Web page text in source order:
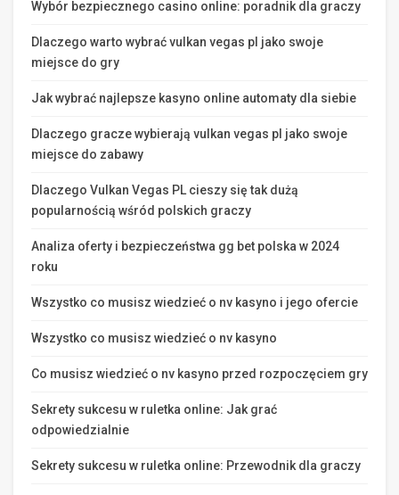
Wybór bezpiecznego casino online: poradnik dla graczy
Dlaczego warto wybrać vulkan vegas pl jako swoje
miejsce do gry
Jak wybrać najlepsze kasyno online automaty dla siebie
Dlaczego gracze wybierają vulkan vegas pl jako swoje
miejsce do zabawy
Dlaczego Vulkan Vegas PL cieszy się tak dużą
popularnością wśród polskich graczy
Analiza oferty i bezpieczeństwa gg bet polska w 2024
roku
Wszystko co musisz wiedzieć o nv kasyno i jego ofercie
Wszystko co musisz wiedzieć o nv kasyno
Co musisz wiedzieć o nv kasyno przed rozpoczęciem gry
Sekrety sukcesu w ruletka online: Jak grać
odpowiedzialnie
Sekrety sukcesu w ruletka online: Przewodnik dla graczy